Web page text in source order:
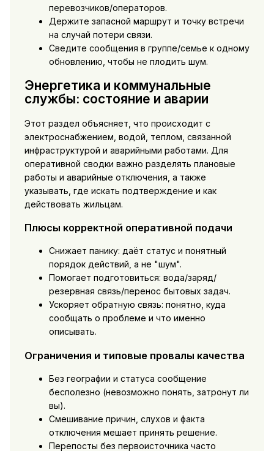
перевозчиков/операторов.
Держите запасной маршрут и точку встречи
на случай потери связи.
Сведите сообщения в группе/семье к одному
обновлению, чтобы не плодить шум.
Энергетика и коммунальные
службы: состояние и аварии
Этот раздел объясняет, что происходит с
электроснабжением, водой, теплом, связанной
инфраструктурой и аварийными работами. Для
оперативной сводки важно разделять плановые
работы и аварийные отключения, а также
указывать, где искать подтверждение и как
действовать жильцам.
Плюсы корректной оперативной подачи
Снижает панику: даёт статус и понятный
порядок действий, а не "шум".
Помогает подготовиться: вода/заряд/
резервная связь/перенос бытовых задач.
Ускоряет обратную связь: понятно, куда
сообщать о проблеме и что именно
описывать.
Ограничения и типовые провалы качества
Без географии и статуса сообщение
бесполезно (невозможно понять, затронут ли
вы).
Смешивание причин, слухов и факта
отключения мешает принять решение.
Перепосты без первоисточника часто